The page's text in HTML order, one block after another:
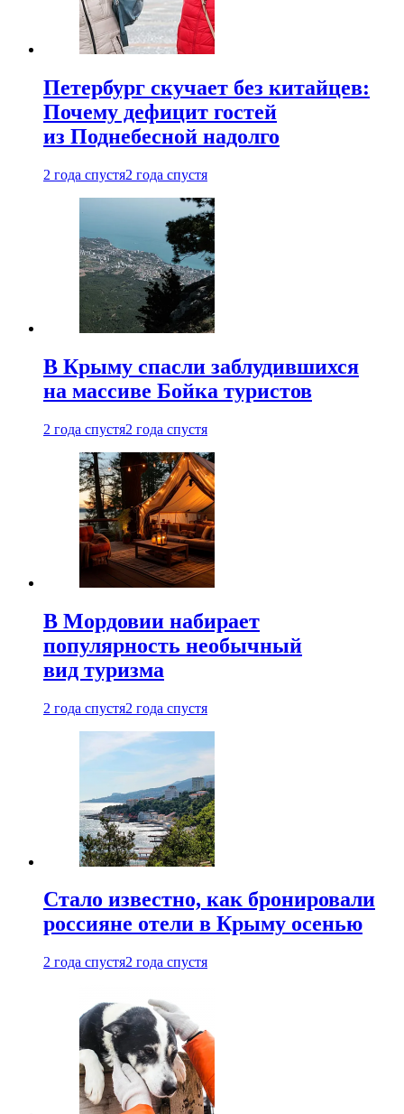
Петербург скучает без китайцев:
Почему дефицит гостей
из Поднебесной надолго
2 года спустя2 года спустя
В Крыму спасли заблудившихся
на массиве Бойка туристов
2 года спустя2 года спустя
В Мордовии набирает
популярность необычный
вид туризма
2 года спустя2 года спустя
Стало известно, как бронировали
россияне отели в Крыму осенью
2 года спустя2 года спустя